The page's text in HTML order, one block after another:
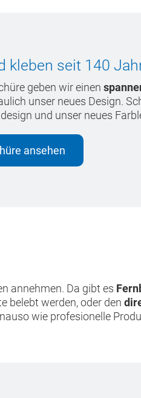
kleben seit 140
geben wir einen
unser neues Design.
und unser neues
ansehen
annehmen. Da gibt es
belebt werden, oder den
wie profesionelle